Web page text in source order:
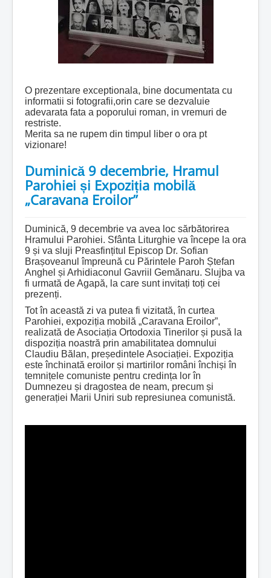
O prezentare exceptionala, bine documentata cu
informatii si fotografii,orin care se dezvaluie
adevarata fata a poporului roman, in vremuri de
restriste.
Merita sa ne rupem din timpul liber o ora pt
vizionare!
Duminică 9 decembrie, Hramul
Parohiei și Expoziția mobilă
„Caravana Eroilor”
Duminică, 9 decembrie va avea loc sărbătorirea
Hramului Parohiei. Sfânta Liturghie va începe la ora
9 și va sluji Preasfințitul Episcop Dr. Sofian
Brașoveanul împreună cu Părintele Paroh Ștefan
Anghel și Arhidiaconul Gavriil Gemănaru. Slujba va
fi urmată de Agapă, la care sunt invitați toți cei
prezenți.
Tot în această zi va putea fi vizitată, în curtea
Parohiei, expoziția mobilă „Caravana Eroilor”,
realizată de Asociația Ortodoxia Tinerilor și pusă la
dispoziția noastră prin amabilitatea domnului
Claudiu Bălan, președintele Asociației. Expoziția
este închinată eroilor și martirilor români închiși în
temnițele comuniste pentru credința lor în
Dumnezeu și dragostea de neam, precum și
generației Marii Uniri sub represiunea comunistă.